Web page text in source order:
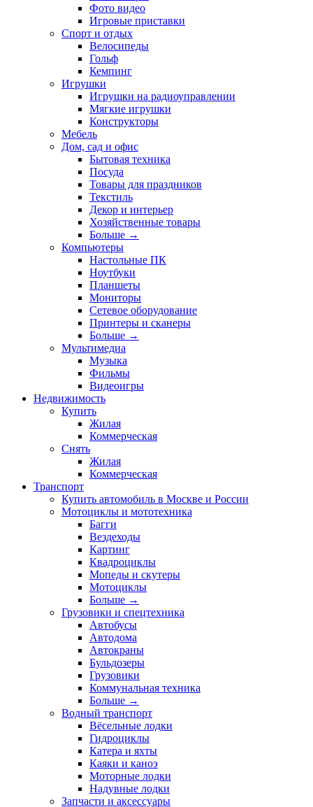
Фото видео
Игровые приставки
Спорт и отдых
Велосипеды
Гольф
Кемпинг
Игрушки
Игрушки на радиоуправлении
Мягкие игрушки
Конструкторы
Мебель
Дом, сад и офис
Бытовая техника
Посуда
Товары для праздников
Текстиль
Декор и интерьер
Хозяйственные товары
Больше →
Компьютеры
Настольные ПК
Ноутбуки
Планшеты
Мониторы
Сетевое оборудование
Принтеры и сканеры
Больше →
Мультимедиа
Музыка
Фильмы
Видеоигры
Недвижимость
Купить
Жилая
Коммерческая
Снять
Жилая
Коммерческая
Транспорт
Купить автомобиль в Москве и России
Мотоциклы и мототехника
Багги
Вездеходы
Картинг
Квадроциклы
Мопеды и скутеры
Мотоциклы
Больше →
Грузовики и спецтехника
Автобусы
Автодома
Автокраны
Бульдозеры
Грузовики
Коммунальная техника
Больше →
Водный транспорт
Вёсельные лодки
Гидроциклы
Катера и яхты
Каяки и каноэ
Моторные лодки
Надувные лодки
Запчасти и аксессуары